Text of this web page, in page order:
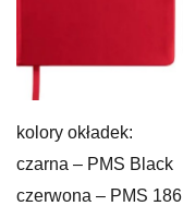
kolory okładek:
czarna – PMS Black
czerwona – PMS 186